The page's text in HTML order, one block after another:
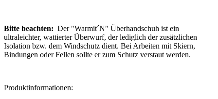
Bitte beachten: Der "Warmit´N" Überhandschuh ist ein
ultraleichter, wattierter Überwurf, der lediglich der zusätzlichen
Isolation bzw. dem Windschutz dient. Bei Arbeiten mit Skiern,
Bindungen oder Fellen sollte er zum Schutz verstaut werden.
Produktinformationen: